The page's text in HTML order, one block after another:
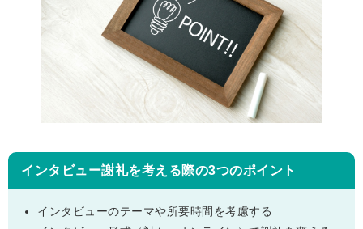
インタビュー謝礼を考える際の3つのポイント
インタビューのテーマや所要時間を考慮する